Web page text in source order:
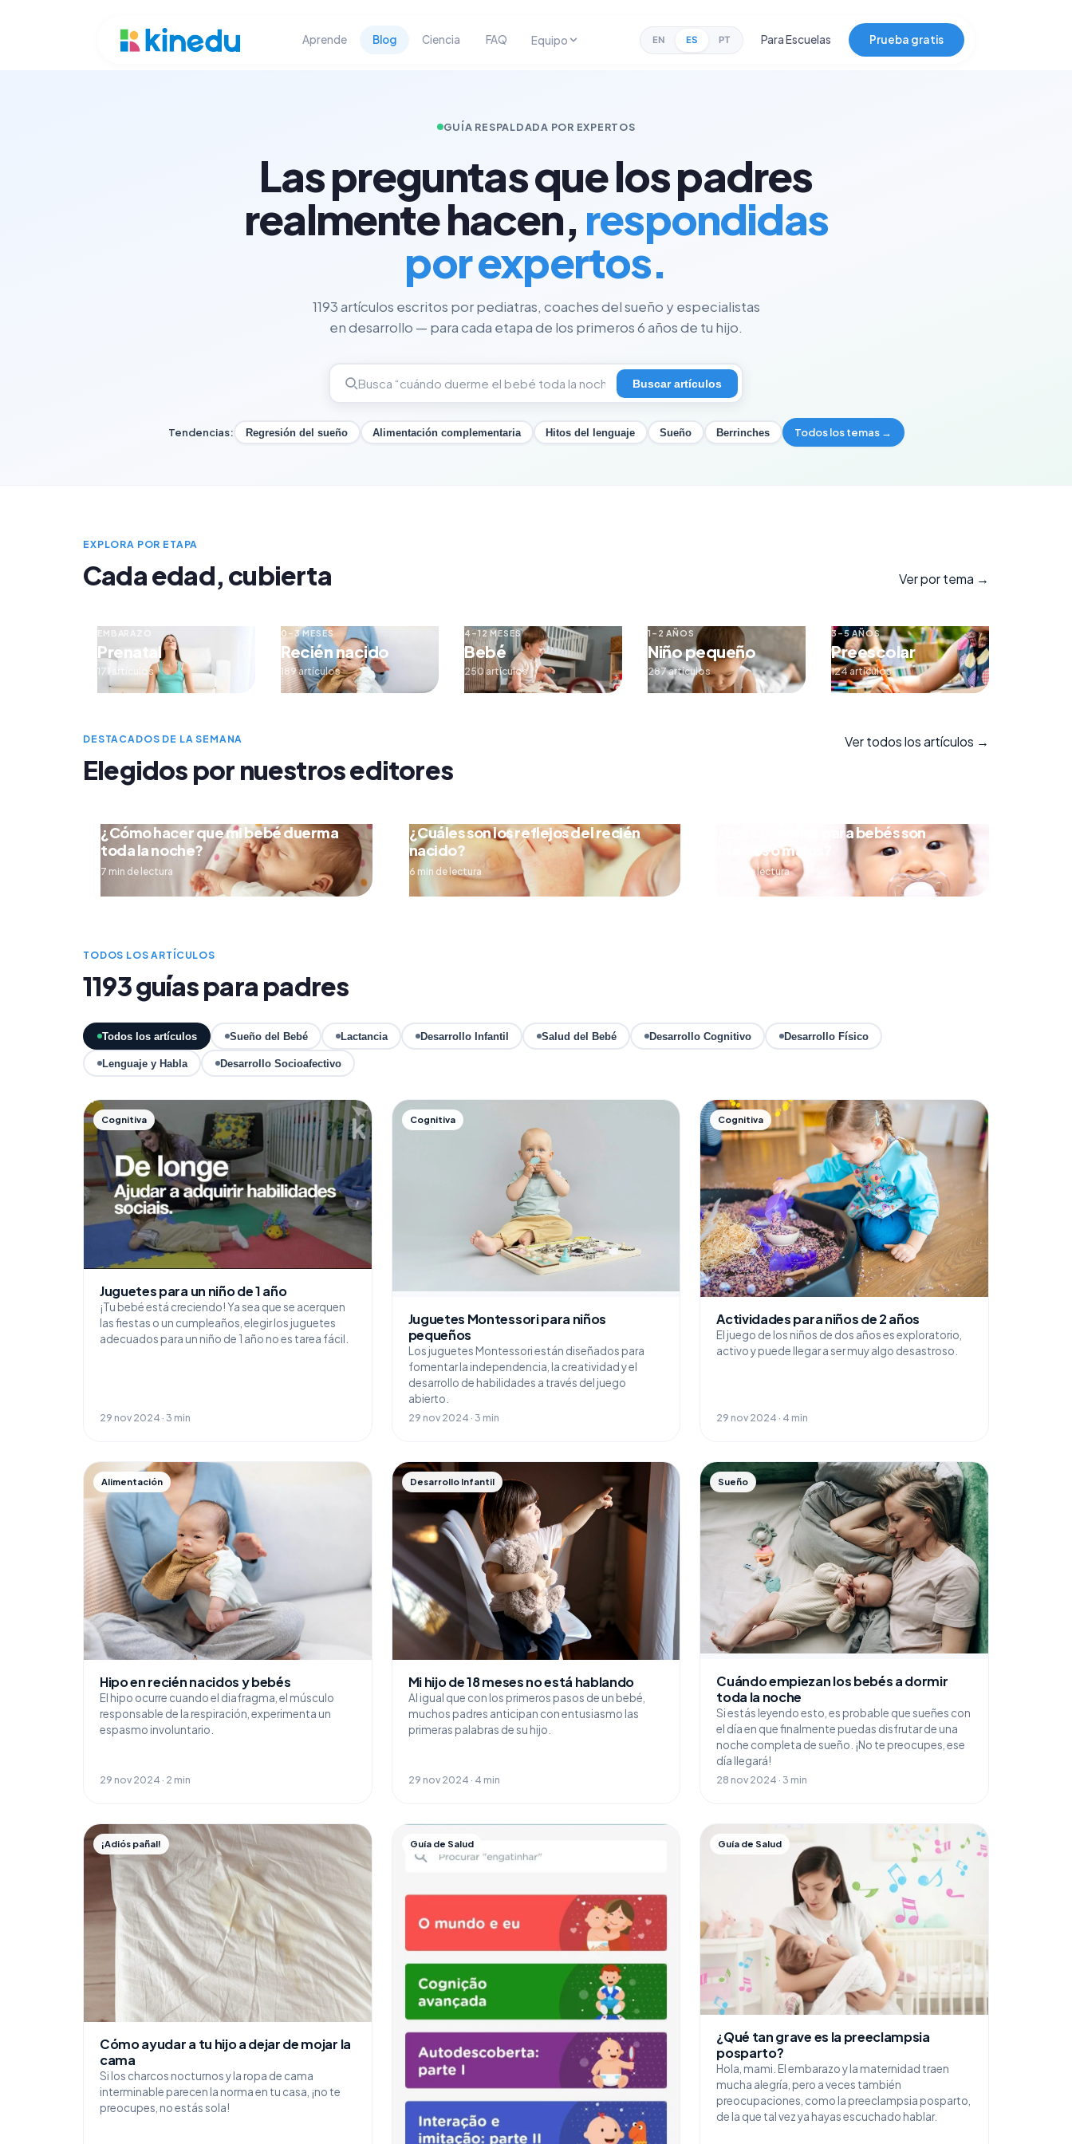
Aprende Blog Ciencia FAQ Equipo EN ES PT Para Escuelas Prueba gratis
GUÍA RESPALDADA POR EXPERTOS
Las preguntas que los padres
realmente hacen, respondidas
por expertos.
1193 artículos escritos por pediatras, coaches del sueño y especialistas
en desarrollo — para cada etapa de los primeros 6 años de tu hijo.
Buscar artículos
Tendencias: Regresión del sueño Alimentación complementaria Hitos del lenguaje Sueño Berrinches Todos los temas →
EXPLORA POR ETAPA
Cada edad, cubierta Ver por tema →
EMBARAZO
Prenatal
171 artículos
0–3 MESES
Recién nacido
189 artículos
4–12 MESES
Bebé
250 artículos
1–2 AÑOS
Niño pequeño
287 artículos
3–5 AÑOS
Preescolar
124 artículos
DESTACADOS DE LA SEMANA
Elegidos por nuestros editores
Ver todos los artículos →
¿Cómo hacer que mi bebé duerma
toda la noche?
7 min de lectura
¿Cuáles son los reflejos del recién
nacido?
6 min de lectura
¿Los chupones para bebés son
buenos o malos?
5 min de lectura
TODOS LOS ARTÍCULOS
1193 guías para padres
Todos los artículos Sueño del Bebé Lactancia Desarrollo Infantil Salud del Bebé Desarrollo Cognitivo Desarrollo Físico
Lenguaje y Habla Desarrollo Socioafectivo
Cognitiva
Juguetes para un niño de 1 año
¡Tu bebé está creciendo! Ya sea que se acerquen
las fiestas o un cumpleaños, elegir los juguetes
adecuados para un niño de 1 año no es tarea fácil.
29 nov 2024 · 3 min
Cognitiva
Juguetes Montessori para niños
pequeños
Los juguetes Montessori están diseñados para
fomentar la independencia, la creatividad y el
desarrollo de habilidades a través del juego
abierto.
29 nov 2024 · 3 min
Cognitiva
Actividades para niños de 2 años
El juego de los niños de dos años es exploratorio,
activo y puede llegar a ser muy algo desastroso.
29 nov 2024 · 4 min
Alimentación
Hipo en recién nacidos y bebés
El hipo ocurre cuando el diafragma, el músculo
responsable de la respiración, experimenta un
espasmo involuntario.
29 nov 2024 · 2 min
Desarrollo Infantil
Mi hijo de 18 meses no está hablando
Al igual que con los primeros pasos de un bebé,
muchos padres anticipan con entusiasmo las
primeras palabras de su hijo.
29 nov 2024 · 4 min
Sueño
Cuándo empiezan los bebés a dormir
toda la noche
Si estás leyendo esto, es probable que sueñes con
el día en que finalmente puedas disfrutar de una
noche completa de sueño. ¡No te preocupes, ese
día llegará!
28 nov 2024 · 3 min
¡Adiós pañal!
Cómo ayudar a tu hijo a dejar de mojar la
cama
Si los charcos nocturnos y la ropa de cama
interminable parecen la norma en tu casa, ¡no te
preocupes, no estás sola!
Guía de Salud Guía de Salud
¿Qué tan grave es la preeclampsia
posparto?
Hola, mami. El embarazo y la maternidad traen
mucha alegría, pero a veces también
preocupaciones, como la preeclampsia posparto,
de la que tal vez ya hayas escuchado hablar.